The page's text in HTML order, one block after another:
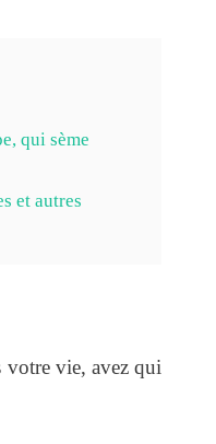
qui sème
et autres
votre vie, avez qui